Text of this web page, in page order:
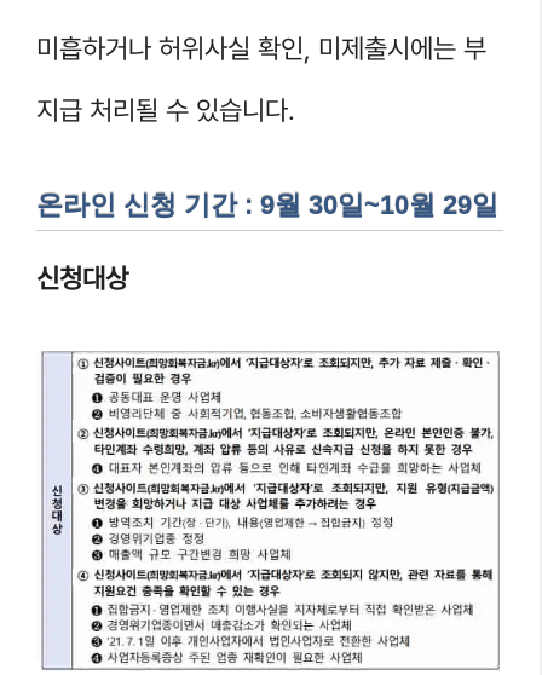
미흡하거나 허위사실 확인, 미제출시에는 부
지급 처리될 수 있습니다.
온라인 신청 기간 : 9월 30일~10월 29일
신청대상